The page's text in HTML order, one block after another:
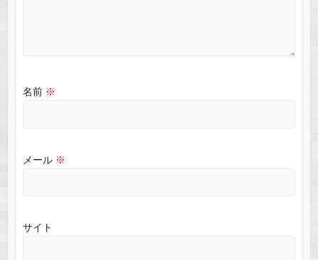
名前 ※
メール ※
サイト